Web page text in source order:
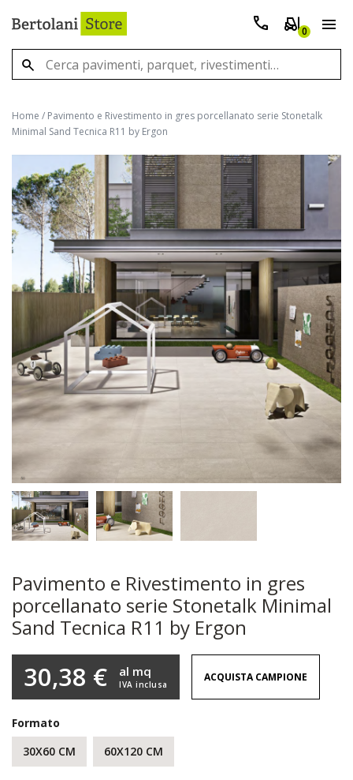
0
Home / Pavimento e Rivestimento in gres porcellanato serie Stonetalk
Minimal Sand Tecnica R11 by Ergon
Pavimento e Rivestimento in gres
porcellanato serie Stonetalk Minimal
Sand Tecnica R11 by Ergon
30,38 € IVA inclusa
al mq ACQUISTA CAMPIONE
Formato
30X60 CM
60X120 CM